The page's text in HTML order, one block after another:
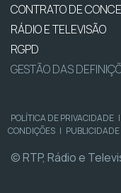
CONTRATO DE
RÁDIO E TELEVISÃO
RGPD
GESTÃO DAS
POLÍTICA DE PRIVACIDADE |
CONDIÇÕES | PUBLICIDADE
© RTP, Rádio e